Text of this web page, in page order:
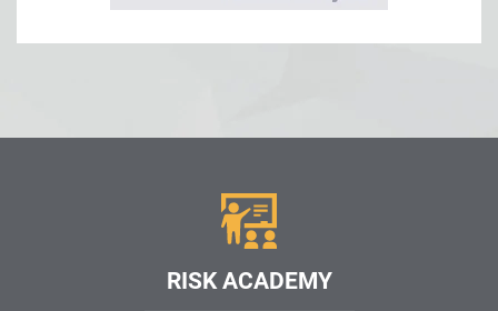
RISK ACADEMY